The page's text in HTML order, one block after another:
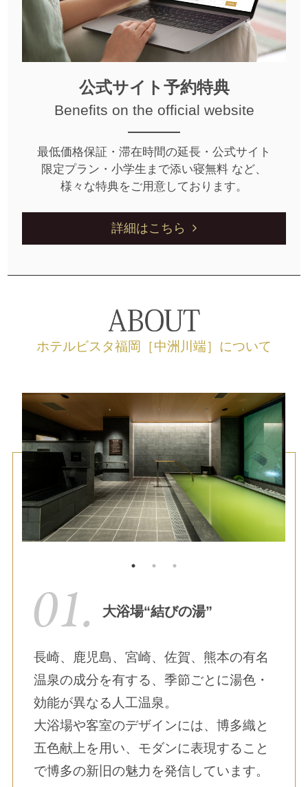
公式サイト予約特典
Benefits on the official website
最低価格保証・滞在時間の延長・公式サイト
限定プラン・小学生まで添い寝無料 など、
様々な特典をご用意しております。
詳細はこちら
ホテルビスタ福岡［中洲川端］について
大浴場“結びの湯”
長崎、鹿児島、宮崎、佐賀、熊本の有名
温泉の成分を有する、季節ごとに湯色・
効能が異なる人工温泉。
大浴場や客室のデザインには、博多織と
五色献上を用い、モダンに表現すること
で博多の新旧の魅力を発信しています。